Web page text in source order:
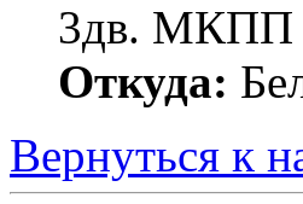
3дв. МКПП
Откуда:
Вернуться к